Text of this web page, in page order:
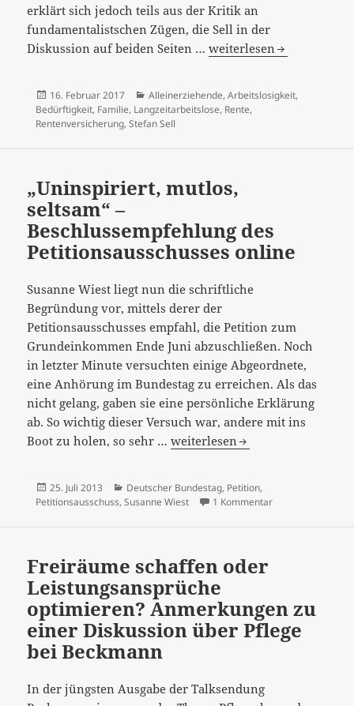
erklärt sich jedoch teils aus der Kritik an
fundamentalistschen Zügen, die Sell in der
Diskussion auf beiden Seiten …„Heilserwartung“,
–
weiterlesen
Veröffentlicht
am
16. Februar 2017 Kategorien
Alleinerziehende, Arbeitslosigkeit,
Bedürftigkeit, Familie, Langzeitarbeitslose, Rente,
Rentenversicherung, Stefan Sell
„Uninspiriert, mutlos,
seltsam“ –
Beschlussempfehlung des
Petitionsausschusses online
Susanne Wiest liegt nun die schriftliche
Begründung vor, mittels derer der
Petitionsausschusses empfahl, die Petition zum
Grundeinkommen Ende Juni abzuschließen. Noch
in letzter Minute versuchten einige Abgeordnete,
eine Anhörung im Bundestag zu erreichen. Als das
nicht gelang, gaben sie eine persönliche Erklärung
ab. So wichtig dieser Versuch war, andere mit ins
Boot zu holen, so sehr …„Uninspiriert,
–
online
weiterlesen
Veröffentlicht
am
25. Juli 2013 Kategorien
Deutscher Bundestag, Petition,
Petitionsausschuss, Susanne Wiest 1 Kommentarzu „Uninspiriert,
Freiräume schaffen oder
Leistungsansprüche
optimieren? Anmerkungen zu
einer Diskussion über Pflege
bei Beckmann
In der jüngsten Ausgabe der Talksendung